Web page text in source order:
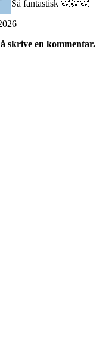
Så fantastisk 👏👏👏
skrive en kommentar.